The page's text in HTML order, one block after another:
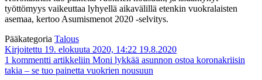
työttömyys vaikeuttaa lyhyellä aikavälillä etenkin vuokralaisten
asemaa, kertoo Asumismenot 2020 -selvitys.
Pääkategoria Talous
Kirjoitettu 19. elokuuta 2020, 14:22 19.8.2020
1 kommentti artikkeliin Moni lykkää asunnon ostoa koronakriisin
takia – se tuo painetta vuokrien nousuun